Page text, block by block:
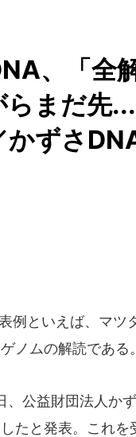
、「全
らまだ先
ずさ
例といえば、マツ
ノムの解読である
公益財団法人か
たと発表。これ